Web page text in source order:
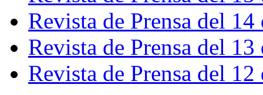
Revista de Prensa del
Revista de Prensa del
Revista de Prensa del